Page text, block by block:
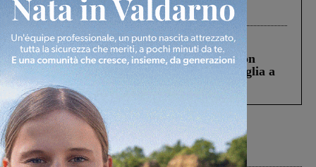
processo, lo stop ai sorpassi fra tir....
Cronaca 3 Agosto 2026
Scomparso da una struttura di Castiglion
Fiorentino l’uomo che aveva ucciso la figlia a
Levane nel 2020